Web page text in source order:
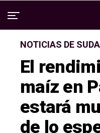
NOTICIAS DE
El
maíz en
estará
de lo